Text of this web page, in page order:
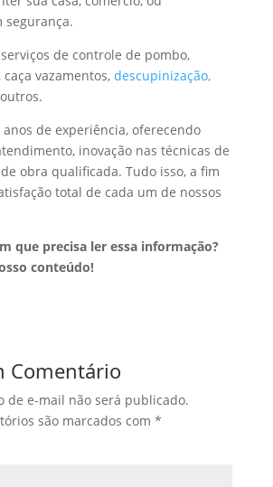
segurança.
de controle de pombo,
vazamentos, descupinização,
anos de experiência, oferecendo
inovação nas técnicas de
obra qualificada. Tudo isso, a fim
total de cada um de nossos
que precisa ler essa informação?
conteúdo!
Comentário
de e-mail não será publicado.
são marcados com *